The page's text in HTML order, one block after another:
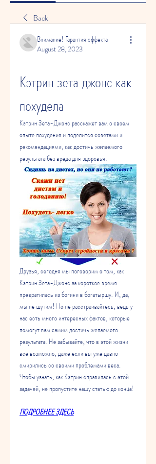
Back
Внимание! Гарантия эффекта
August 28, 2023
Кэтрин зета джонс как
похудела
Кэтрин Зета-Джонс расскажет вам о своем
опыте похудения и поделится советами и
рекомендациями, как достичь желаемого
результата без вреда для здоровья.
Друзья, сегодня мы поговорим о том, как
Кэтрин Зета-Джонс за короткое время
превратилась из богини в богатыршу. И, да,
мы не шутим! Но не расстраивайтесь, ведь у
нас есть много интересных фактов, которые
помогут вам самим достичь желаемого
результата. Не забывайте, что в этой жизни
все возможно, даже если вы уже давно
смирились со своими проблемами веса.
Чтобы узнать, как Кэтрин справилась с этой
задачей, не пропустите нашу статью до конца!
ПОДРОБНЕЕ ЗДЕСЬ